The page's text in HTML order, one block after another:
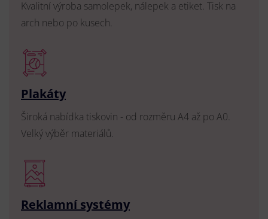
Kvalitní výroba samolepek, nálepek a etiket. Tisk na
arch nebo po kusech.
Plakáty
Široká nabídka tiskovin - od rozměru A4 až po A0.
Velký výběr materiálů.
Reklamní systémy